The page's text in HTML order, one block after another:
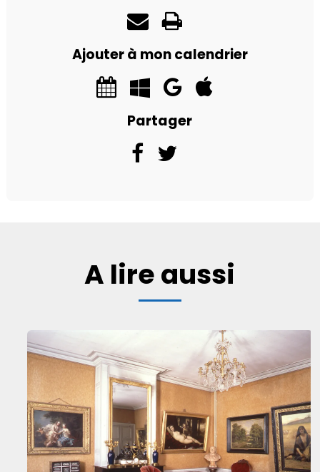
Ajouter à mon calendrier
Partager
A lire aussi